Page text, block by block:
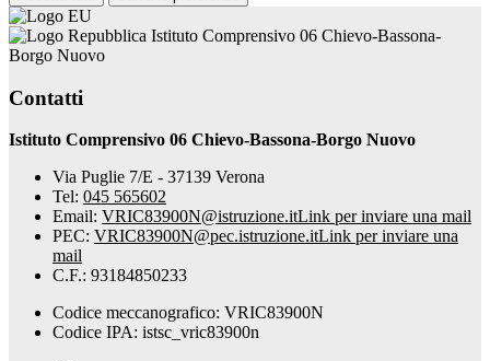
Istituto Comprensivo 06 Chievo-Bassona-
Borgo Nuovo
Contatti
Istituto Comprensivo 06 Chievo-Bassona-Borgo Nuovo
Via Puglie 7/E - 37139 Verona
Tel: 045 565602
Email: VRIC83900N@istruzione.itLink per inviare una mail
PEC: VRIC83900N@pec.istruzione.itLink per inviare una
mail
C.F.: 93184850233
Codice meccanografico: VRIC83900N
Codice IPA: istsc_vric83900n